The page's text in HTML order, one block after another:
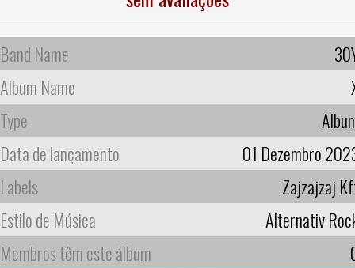
Band Name
Album Name
Type
Data de lançamento
01 Dezembro
Labels
Zajzajzaj
Estilo de Música
Alternativ
Membros têm este álbum